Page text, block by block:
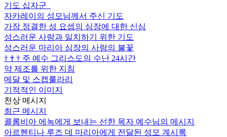
기도 십자군
자카레이의 성모님께서 주신 기도
가장 정결한 성 요셉의 심장에 대한 신심
성스러운 사랑과 일치하기 위한 기도
성스러운 마리아 심장의 사랑의 불꽃
† † † 주 예수 그리스도의 수난 24시간
약 제조를 위한 지침
메달 및 스캡룰라리
기적적인 이미지
천상 메시지
최근 메시지
콜롬비아 에녹에게 보내는 선한 목자 예수님의 메시지
아르헨티나 루즈 데 마리아에게 전달된 성모 계시록